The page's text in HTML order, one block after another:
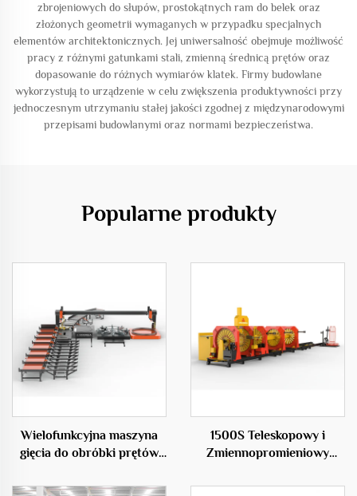
zbrojeniowych do słupów, prostokątnych ram do belek oraz
złożonych geometrii wymaganych w przypadku specjalnych
elementów architektonicznych. Jej uniwersalność obejmuje możliwość
pracy z różnymi gatunkami stali, zmienną średnicą prętów oraz
dopasowanie do różnych wymiarów klatek. Firmy budowlane
wykorzystują to urządzenie w celu zwiększenia produktywności przy
jednoczesnym utrzymaniu stałej jakości zgodnej z międzynarodowymi
przepisami budowlanymi oraz normami bezpieczeństwa.
Popularne produkty
Wielofunkcyjna maszyna
gięcia do obróbki prętów
1500S Teleskopowy i
Zmiennopromieniowy
Klatek Stalowych